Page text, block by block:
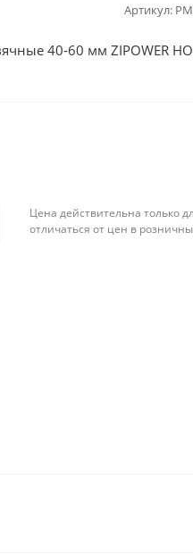
Артикул:
40-60 мм ZIPOWER
Цена действительна только
отличаться от цен в